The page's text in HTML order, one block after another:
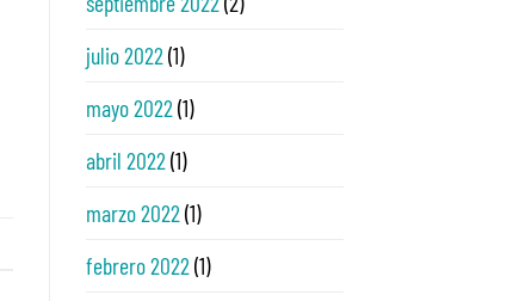
julio 2022 (1)
mayo 2022 (1)
abril 2022 (1)
marzo 2022 (1)
febrero 2022 (1)